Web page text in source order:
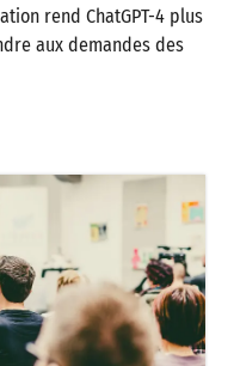
rend ChatGPT-4 plus
aux demandes des